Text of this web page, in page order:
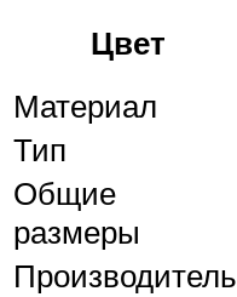
Цвет
Материал
Тип
Общие
размеры
Производитель